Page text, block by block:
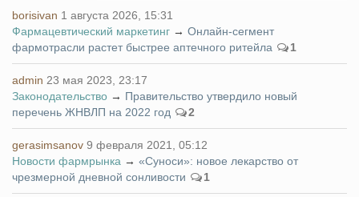
borisivan 1 августа 2026, 15:31
Фармацевтический маркетинг → Онлайн-сегмент
фармотрасли растет быстрее аптечного ритейла
1
admin 23 мая 2023, 23:17
Законодательство → Правительство утвердило новый
перечень ЖНВЛП на 2022 год
2
gerasimsanov 9 февраля 2021, 05:12
Новости фармрынка → «Суноси»: новое лекарство от
чрезмерной дневной сонливости
1